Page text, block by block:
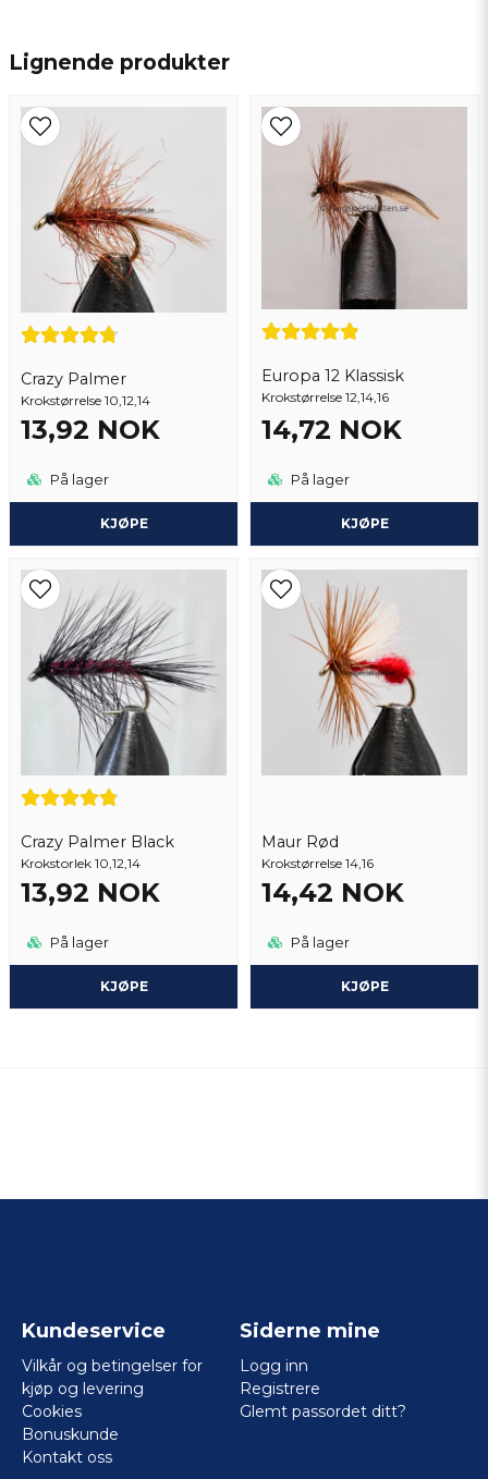
Lignende produkter
Crazy Palmer
Krokstørrelse 10,12,14
13,92 NOK
På lager
KJØPE
Europa 12 Klassisk
Krokstørrelse 12,14,16
14,72 NOK
På lager
KJØPE
Crazy Palmer Black
Krokstorlek 10,12,14
13,92 NOK
På lager
KJØPE
Maur Rød
Krokstørrelse 14,16
14,42 NOK
På lager
KJØPE
Navn
email
Epostadresse
Ja, du kan publisere spørsmålet mitt
Send spørsmål
Kundeservice
Vilkår og betingelser for
kjøp og levering
Cookies
Bonuskunde
Kontakt oss
Siderne mine
Logg inn
Registrere
Glemt passordet ditt?